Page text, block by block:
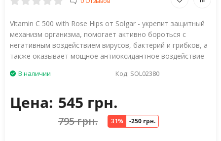
Vitamin C 500 with Rose Hips от Solgar - укрепит защитный
механизм организма, помогает активно бороться с
негативным воздействием вирусов, бактерий и грибков, а
также оказывает мощное антиоксидантное воздействие
В наличии Код: SOL02380
Цена: 545 грн.
795 грн. 31% -250 грн.